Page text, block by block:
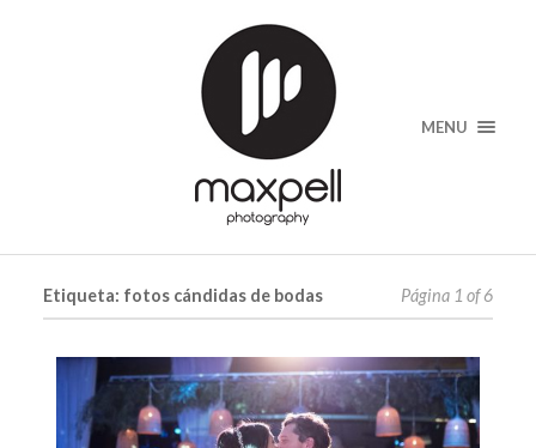
MENU
Etiqueta: fotos cándidas de bodas Página 1 of 6